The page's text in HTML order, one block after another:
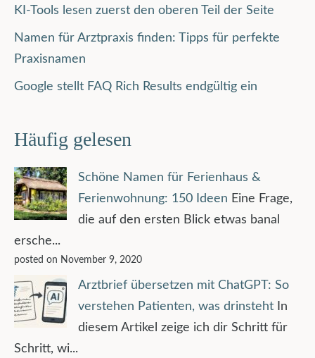
KI-Tools lesen zuerst den oberen Teil der Seite
Namen für Arztpraxis finden: Tipps für perfekte
Praxisnamen
Google stellt FAQ Rich Results endgültig ein
Häufig gelesen
Schöne Namen für Ferienhaus &
Ferienwohnung: 150 Ideen Eine Frage,
die auf den ersten Blick etwas banal
ersche...
posted on November 9, 2020
Arztbrief übersetzen mit ChatGPT: So
verstehen Patienten, was drinsteht
In
diesem Artikel zeige ich dir Schritt für
Schritt, wi...